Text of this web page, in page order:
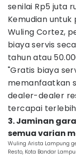
senilai Rp5 juta
Kemudian untuk
Wuling Cortez,
biaya servis
tahun atau
"Gratis biaya
memanfaatkan
dealer-dealer
tercapai terlebih
3. Jaminan
semua varian
Wuling Arista Lampung
Resto, Kota Bandar